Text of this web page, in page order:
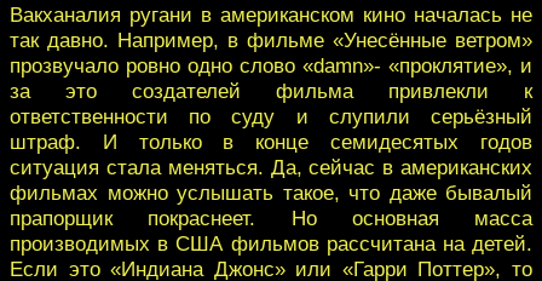
Вакханалия ругани в американском кино началась не
так давно. Например, в фильме «Унесённые ветром»
прозвучало ровно одно слово «damn»- «проклятие», и
за это создателей фильма привлекли к
ответственности по суду и слупили серьёзный
штраф. И только в конце семидесятых годов
ситуация стала меняться. Да, сейчас в американских
фильмах можно услышать такое, что даже бывалый
прапорщик покраснеет. Но основная масса
производимых в США фильмов рассчитана на детей.
Если это «Индиана Джонс» или «Гарри Поттер», то